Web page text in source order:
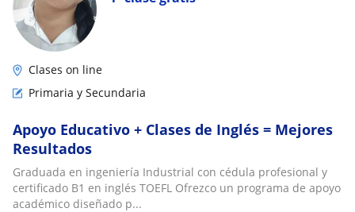
Clases on line
Primaria y Secundaria
Apoyo Educativo + Clases de Inglés = Mejores
Resultados
Graduada en ingeniería Industrial con cédula profesional y
certificado B1 en inglés TOEFL Ofrezco un programa de apoyo
académico diseñado p...